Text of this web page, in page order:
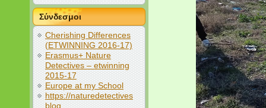
Σύνδεσμοι
Cherishing Differences
(ETWINNING 2016-17)
Erasmus+ Nature
Detectives – etwinning
2015-17
Europe at my School
https://naturedetectives
blog